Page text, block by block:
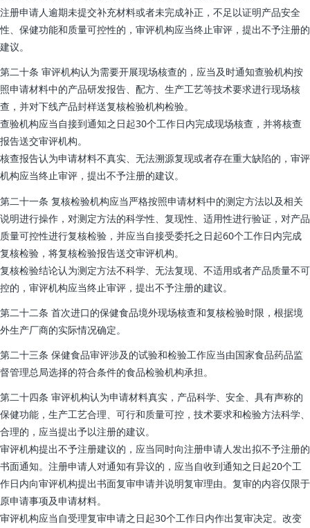
注册申请人逾期未提交补充材料或者未完成补正，不足以证明产品安全
性、保健功能和质量可控性的，审评机构应当终止审评，提出不予注册的
建议。
第二十条 审评机构认为需要开展现场核查的，应当及时通知查验机构按
照申请材料中的产品研发报告、配方、生产工艺等技术要求进行现场核
查，并对下线产品封样送复核检验机构检验。
查验机构应当自接到通知之日起30个工作日内完成现场核查，并将核查
报告送交审评机构。
核查报告认为申请材料不真实、无法溯源复现或者存在重大缺陷的，审评
机构应当终止审评，提出不予注册的建议。
第二十一条 复核检验机构应当严格按照申请材料中的测定方法以及相关
说明进行操作，对测定方法的科学性、复现性、适用性进行验证，对产品
质量可控性进行复核检验，并应当自接受委托之日起60个工作日内完成
复核检验，将复核检验报告送交审评机构。
复核检验结论认为测定方法不科学、无法复现、不适用或者产品质量不可
控的，审评机构应当终止审评，提出不予注册的建议。
第二十二条 首次进口的保健食品境外现场核查和复核检验时限，根据境
外生产厂商的实际情况确定。
第二十三条 保健食品审评涉及的试验和检验工作应当由国家食品药品监
督管理总局选择的符合条件的食品检验机构承担。
第二十四条 审评机构认为申请材料真实，产品科学、安全、具有声称的
保健功能，生产工艺合理、可行和质量可控，技术要求和检验方法科学、
合理的，应当提出予以注册的建议。
审评机构提出不予注册建议的，应当同时向注册申请人发出拟不予注册的
书面通知。注册申请人对通知有异议的，应当自收到通知之日起20个工
作日内向审评机构提出书面复审申请并说明复审理由。复审的内容仅限于
原申请事项及申请材料。
审评机构应当自受理复审申请之日起30个工作日内作出复审决定。改变